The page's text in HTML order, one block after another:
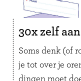
Voelde jij je
Om – samen
Noem om de
Bedenk samen
een wedstrijdje!
30x zelf
Soms denk (of
je tot over je
dingen moet